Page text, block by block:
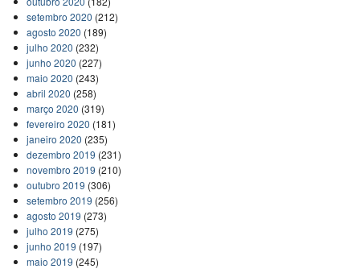
setembro 2020 (212)
agosto 2020 (189)
julho 2020 (232)
junho 2020 (227)
maio 2020 (243)
abril 2020 (258)
março 2020 (319)
fevereiro 2020 (181)
janeiro 2020 (235)
dezembro 2019 (231)
novembro 2019 (210)
outubro 2019 (306)
setembro 2019 (256)
agosto 2019 (273)
julho 2019 (275)
junho 2019 (197)
maio 2019 (245)